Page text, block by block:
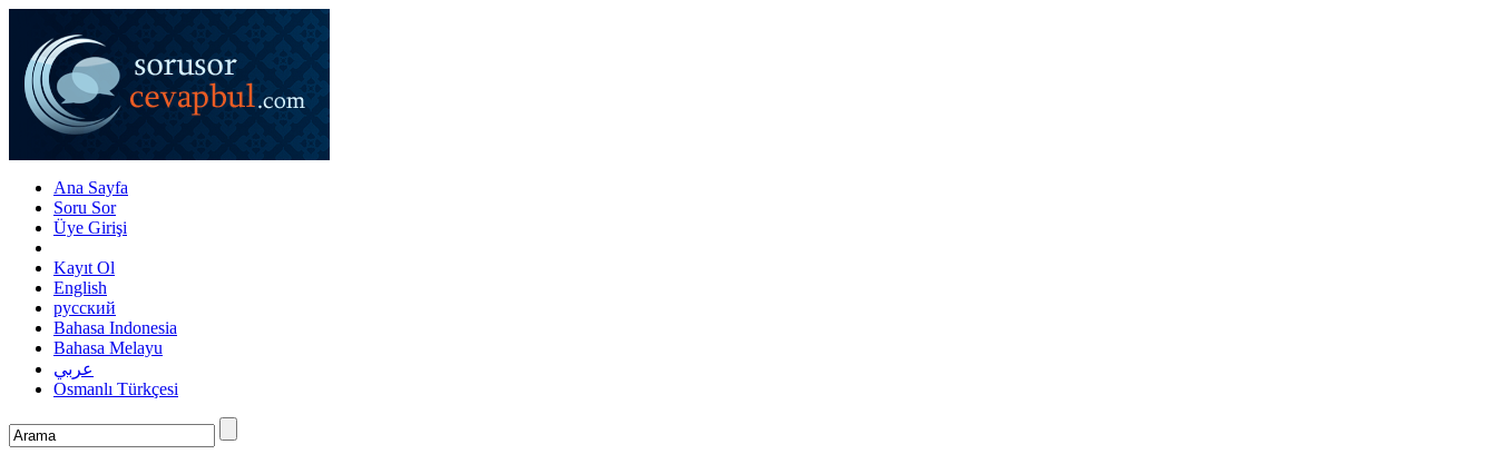
Ana Sayfa
Soru Sor
Üye Girişi
Kayıt Ol
English
русский
Bahasa Indonesia
Bahasa Melayu
عربي
Osmanlı Türkçesi